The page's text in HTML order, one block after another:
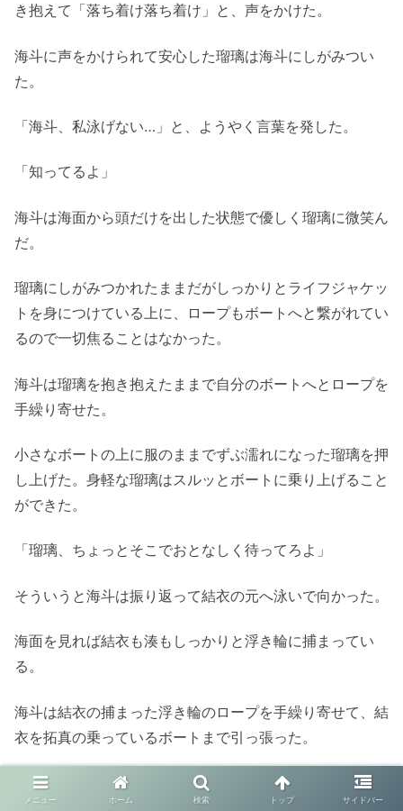
き抱えて「落ち着け落ち着け」と、声をかけた。
海斗に声をかけられて安心した瑠璃は海斗にしがみつい
た。
「海斗、私泳げない…」と、ようやく言葉を発した。
「知ってるよ」
海斗は海面から頭だけを出した状態で優しく瑠璃に微笑ん
だ。
瑠璃にしがみつかれたままだがしっかりとライフジャケッ
トを身につけている上に、ロープもボートへと繋がれてい
るので一切焦ることはなかった。
海斗は瑠璃を抱き抱えたままで自分のボートへとロープを
手繰り寄せた。
小さなボートの上に服のままでずぶ濡れになった瑠璃を押
し上げた。身軽な瑠璃はスルッとボートに乗り上げること
ができた。
「瑠璃、ちょっとそこでおとなしく待ってろよ」
そういうと海斗は振り返って結衣の元へ泳いで向かった。
海面を見れば結衣も湊もしっかりと浮き輪に捕まってい
る。
海斗は結衣の捕まった浮き輪のロープを手繰り寄せて、結
衣を拓真の乗っているボートまで引っ張った。
「拓真！結衣を頼む」
メニュー ホーム 検索 トップ サイドバー